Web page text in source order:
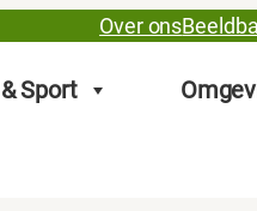
Over ons
Sport